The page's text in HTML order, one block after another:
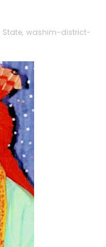
State, washim-district-